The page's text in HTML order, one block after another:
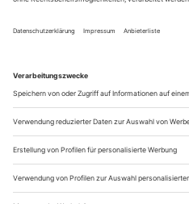
Thementag mit über 16
Stunde schlägt» (1943),
Minotaurus – das bin ich!»
(2022), «Pablo Picasso &
sagt» (2020), «Looking for
Schuld und Heldentum
Schiller «Wilhelm Tell» am